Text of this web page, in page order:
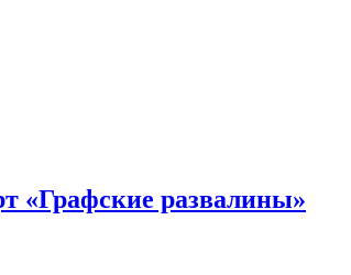
«Графские развалины»